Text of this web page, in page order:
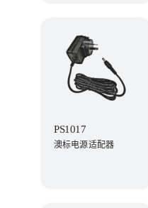
PS1017
澳标电源适配器